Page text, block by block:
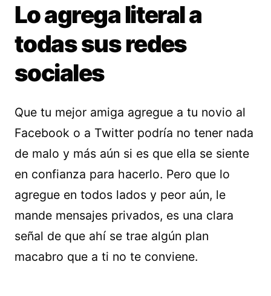
Lo agrega literal a
todas sus redes
sociales
Que tu mejor amiga agregue a tu novio al
Facebook o a Twitter podría no tener nada
de malo y más aún si es que ella se siente
en confianza para hacerlo. Pero que lo
agregue en todos lados y peor aún, le
mande mensajes privados, es una clara
señal de que ahí se trae algún plan
macabro que a ti no te conviene.